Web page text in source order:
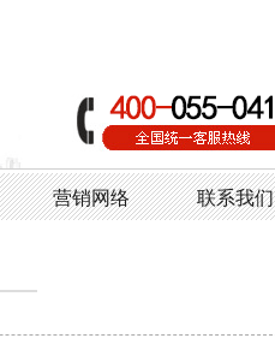
营销网络 联系我们